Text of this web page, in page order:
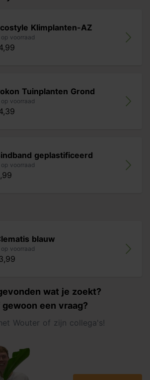
Klimplanten-AZ
op voorraad
Tuinplanten Grond
op voorraad
geplastificeerd
op voorraad
blauw
op voorraad
wat je zoekt?
gewoon een vraag?
Wouter of zijn collega's!